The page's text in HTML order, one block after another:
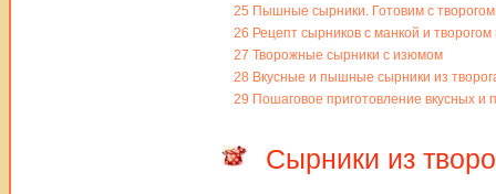
25 Пышные сырники. Готовим с творогом
26 Рецепт сырников с манкой и творогом
27 Творожные сырники с изюмом
28 Вкусные и пышные сырники из
29 Пошаговое приготовление вкусных и
Сырники из